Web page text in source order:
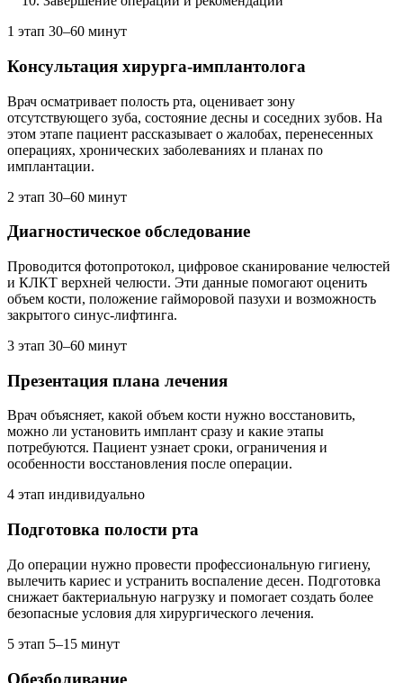
1 этап 30–60 минут
Консультация хирурга-имплантолога
Врач осматривает полость рта, оценивает зону
отсутствующего зуба, состояние десны и соседних зубов. На
этом этапе пациент рассказывает о жалобах, перенесенных
операциях, хронических заболеваниях и планах по
имплантации.
2 этап 30–60 минут
Диагностическое обследование
Проводится фотопротокол, цифровое сканирование челюстей
и КЛКТ верхней челюсти. Эти данные помогают оценить
объем кости, положение гайморовой пазухи и возможность
закрытого синус-лифтинга.
3 этап 30–60 минут
Презентация плана лечения
Врач объясняет, какой объем кости нужно восстановить,
можно ли установить имплант сразу и какие этапы
потребуются. Пациент узнает сроки, ограничения и
особенности восстановления после операции.
4 этап индивидуально
Подготовка полости рта
До операции нужно провести профессиональную гигиену,
вылечить кариес и устранить воспаление десен. Подготовка
снижает бактериальную нагрузку и помогает создать более
безопасные условия для хирургического лечения.
5 этап 5–15 минут
Обезболивание